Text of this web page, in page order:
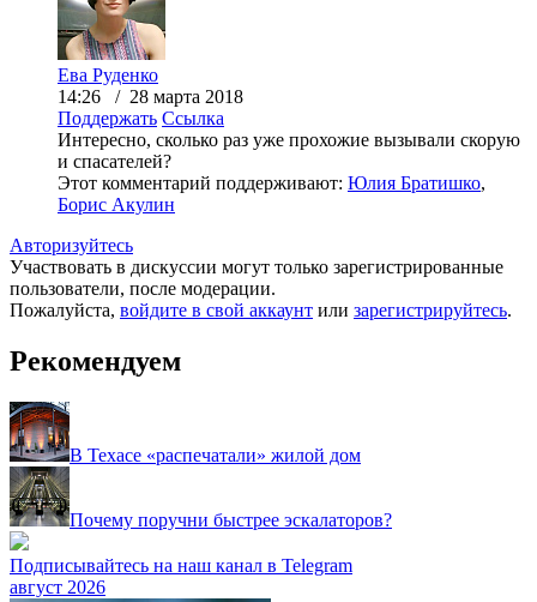
Ева Руденко
14:26 / 28 марта 2018
Поддержать Ссылка
Интересно, сколько раз уже прохожие вызывали скорую
и спасателей?
Этот комментарий поддерживают: Юлия Братишко,
Борис Акулин
Авторизуйтесь
Участвовать в дискуссии могут только зарегистрированные
пользователи, после модерации.
Пожалуйста, войдите в свой аккаунт или зарегистрируйтесь.
Рекомендуем
В Техасе «распечатали» жилой дом
Почему поручни быстрее эскалаторов?
Подписывайтесь на наш канал в Telegram
август 2026